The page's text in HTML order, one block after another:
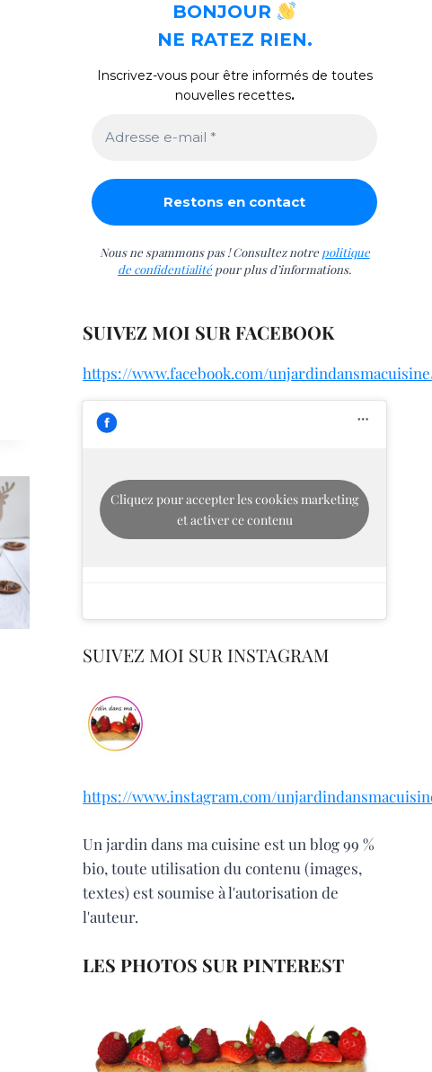
BONJOUR
NE RATEZ RIEN.
Inscrivez-vous pour être informés de toutes
nouvelles recettes.
Nous ne spammons pas ! Consultez notre politique
de confidentialitépour plus d’informations.
SUIVEZ MOI SUR FACEBOOK
https://www.facebook.com/
Cliquez pour accepter les cookies marketing
et activer ce contenu
SUIVEZ MOI SUR INSTAGRAM
https://www.instagram.com/
Un jardin dans ma cuisine est un blog 99 %
bio, toute utilisation du contenu (images,
textes) est soumise à l'autorisation de
l'auteur.
LES PHOTOS SUR PINTEREST